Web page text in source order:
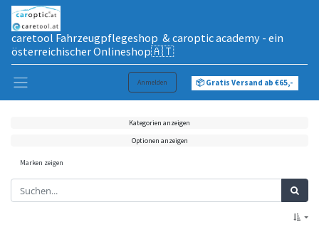
caretool Fahrzeugpflegeshop & caroptic academy - ein
österreichischer Onlineshop🇦🇹
Anmelden 📦 Gratis Versand ab €65,-
Kategorien anzeigen
Optionen anzeigen
Marken zeigen